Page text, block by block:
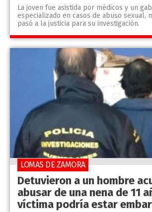
La joven fue asistida por médicos y un
especializado en casos de abuso sexual,
pasó a la justicia para su investigación.
Detuvieron a un hombre
abusar de una nena de 11
víctima podría estar
LOMAS DE ZAMORA